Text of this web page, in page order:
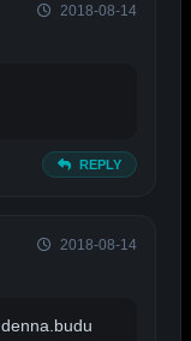
2018-08-14
REPLY
2018-08-14